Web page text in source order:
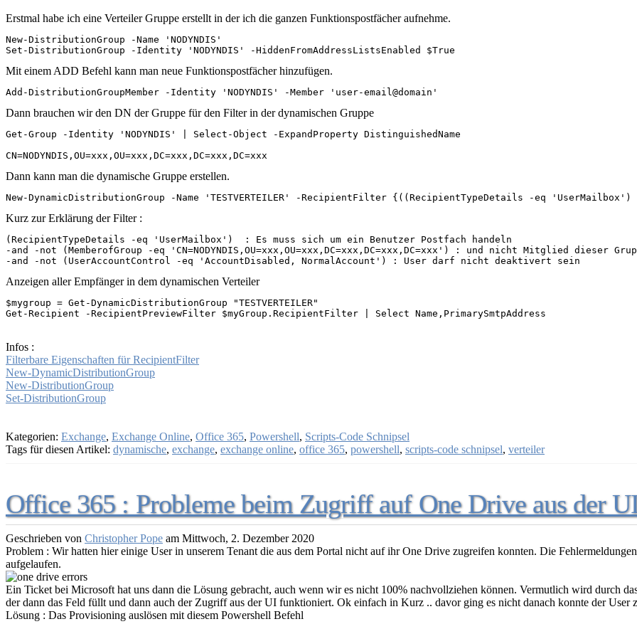
Erstmal habe ich eine Verteiler Gruppe erstellt in der ich die ganzen Funktionspostfächer aufnehme.
New-DistributionGroup -Name 'NODYNDIS'
Set-DistributionGroup -Identity 'NODYNDIS' -HiddenFromAddressListsEnabled $True
Mit einem ADD Befehl kann man neue Funktionspostfächer hinzufügen.
Add-DistributionGroupMember -Identity 'NODYNDIS' -Member 'user-email@domain'
Dann brauchen wir den DN der Gruppe für den Filter in der dynamischen Gruppe
Get-Group -Identity 'NODYNDIS' | Select-Object -ExpandProperty DistinguishedName
CN=NODYNDIS,OU=xxx,OU=xxx,DC=xxx,DC=xxx,DC=xxx
Dann kann man die dynamische Gruppe erstellen.
New-DynamicDistributionGroup -Name 'TESTVERTEILER' -RecipientFilter {((RecipientTypeDetails -eq 'UserMailbox')
Kurz zur Erklärung der Filter :
(RecipientTypeDetails -eq 'UserMailbox')  : Es muss sich um ein Benutzer Postfach handeln
-and -not (MemberofGroup -eq 'CN=NODYNDIS,OU=xxx,OU=xxx,DC=xxx,DC=xxx,DC=xxx') : und nicht Mitglied dieser
-and -not (UserAccountControl -eq 'AccountDisabled, NormalAccount') : User darf nicht deaktivert sein
Anzeigen aller Empfänger in dem dynamischen Verteiler
$mygroup = Get-DynamicDistributionGroup "TESTVERTEILER"
Get-Recipient -RecipientPreviewFilter $myGroup.RecipientFilter | Select Name,PrimarySmtpAddress
Infos :
Filterbare Eigenschaften für RecipientFilter
New-DynamicDistributionGroup
New-DistributionGroup
Set-DistributionGroup
Kategorien: Exchange, Exchange Online, Office 365, Powershell, Scripts-Code Schnipsel
Tags für diesen Artikel: dynamische, exchange, exchange online, office 365, powershell, scripts-code schnipsel, verteiler
Office 365 : Probleme beim Zugriff auf One Drive aus der
Geschrieben von Christopher Pope am Mittwoch, 2. Dezember 2020
Problem : Wir hatten hier einige User in unserem Tenant die aus dem Portal nicht auf ihr One Drive zugreifen konnten. Die
aufgelaufen.
Ein Ticket bei Microsoft hat uns dann die Lösung gebracht, auch wenn wir es nicht 100% nachvollziehen können. Vermutlich wird durch
der dann das Feld füllt und dann auch der Zugriff aus der UI funktioniert. Ok einfach in Kurz .. davor ging es nicht danach konnte der User
Lösung : Das Provisioning auslösen mit diesem Powershell Befehl